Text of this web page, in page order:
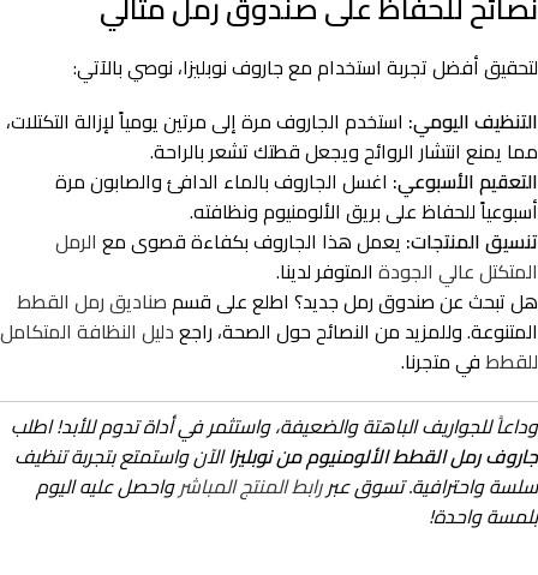
لتحقيق أفضل تجربة استخدام مع جاروف نوبليزا، نوصي بالآتي:
التنظيف اليومي: استخدم الجاروف مرة إلى مرتين يومياً لإزالة التكتلات،
مما يمنع انتشار الروائح ويجعل قطتك تشعر بالراحة.
التعقيم الأسبوعي: اغسل الجاروف بالماء الدافئ والصابون مرة
أسبوعياً للحفاظ على بريق الألومنيوم ونظافته.
تنسيق المنتجات: يعمل هذا الجاروف بكفاءة قصوى مع الرمل
المتكتل عالي الجودة المتوفر لدينا.
هل تبحث عن صندوق رمل جديد؟ اطلع على قسمصناديق رمل القطط
المتنوعة. وللمزيد من النصائح حول الصحة، راجعدليل النظافة المتكامل
للقططفي متجرنا.
وداعاً للجواريف الباهتة والضعيفة، واستثمر في أداة تدوم للأبد! اطلب
جاروف رمل القطط الألومنيوم من نوبليزاالآن واستمتع بتجربة تنظيف
سلسة واحترافية. تسوق عبررابط المنتج المباشرواحصل عليه اليوم
بلمسة واحدة!